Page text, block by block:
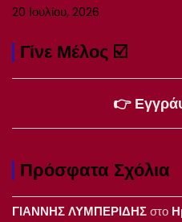
20 Ιουλίου, 2026
Γίνε Μέλος ☑️
👉
Πρόσφατα Σχόλια
ΓΙΑΝΝΗΣ ΛΥΜΠΕΡΙΔΗΣστο